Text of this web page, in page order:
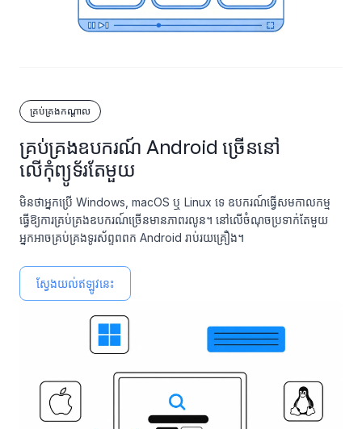
គ្រប់គ្រងកណ្តាល
គ្រប់គ្រងឧបករណ៍ Android ច្រើននៅ
លើកុំព្យូទ័រតែមួយ
មិនថាអ្នកប្រើ Windows, macOS ឬ Linux ទេ ឧបករណ៍ធ្វើសមកាលកម្ម
ធ្វើឱ្យការគ្រប់គ្រងឧបករណ៍ច្រើនមានភាពរលូន។ នៅលើចំណុចប្រទាក់តែមួយ
អ្នកអាចគ្រប់គ្រងទូរស័ព្ទពពក Android រាប់រយគ្រឿង។
ស្វែងយល់ឥឡូវនេះ